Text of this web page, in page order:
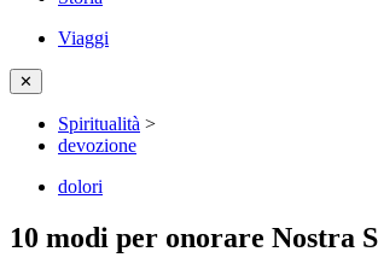
Viaggi
✕
Spiritualità >
devozione
dolori
10 modi per onorare Nostra